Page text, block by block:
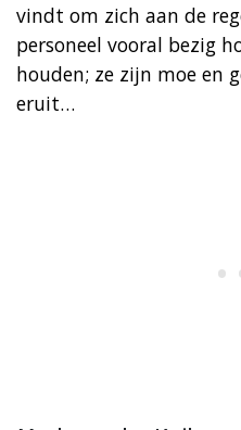
vindt om zich aan de
personeel vooral bezig
houden; ze zijn moe en
eruit…